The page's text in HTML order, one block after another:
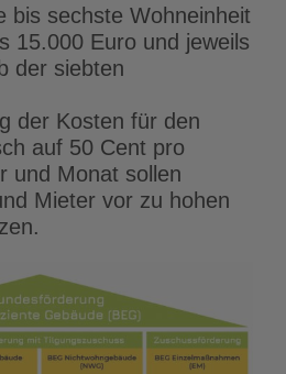
bis sechste Wohneinheit
15.000 Euro und jeweils
der siebten
der Kosten für den
auf 50 Cent pro
und Monat sollen
Mieter vor zu hohen